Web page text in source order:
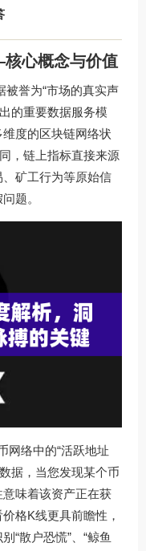
心概念与价值
被誉为“市场的真实声
的重要数据服务模
度的区块链网络状
，链上指标直接来源
矿工行为等原始信
题。
网络中的“活跃地址
据，当您发现某个币
味着该资产正在获
格K线更具前瞻性，
“散户恐慌”、“鲸鱼